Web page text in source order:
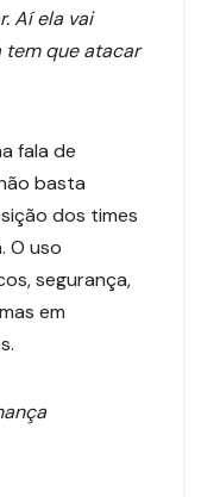
Aí ela vai
tem que atacar
fala de
basta
dos times
O uso
segurança,
em